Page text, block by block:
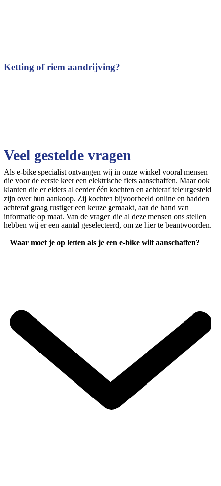
Ketting of riem aandrijving?
Accu in het frame of achterop?
Actieradius van e-bikes
Veel gestelde vragen
Als e-bike specialist ontvangen wij in onze winkel vooral mensen
die voor de eerste keer een elektrische fiets aanschaffen. Maar ook
klanten die er elders al eerder één kochten en achteraf teleurgesteld
zijn over hun aankoop. Zij kochten bijvoorbeeld online en hadden
achteraf graag rustiger een keuze gemaakt, aan de hand van
informatie op maat. Van de vragen die al deze mensen ons stellen
hebben wij er een aantal geselecteerd, om ze hier te beantwoorden.
Waar moet je op letten als je een e-bike wilt aanschaffen?